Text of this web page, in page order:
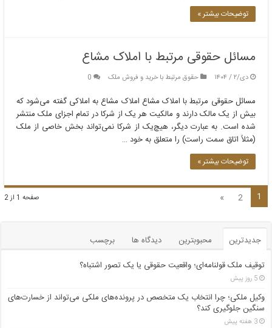
توضیحات بیشتر »
مسائل حقوقی مرتبط با املاک مشاع
دی/۲ / ۱۴۰۴ حقوق مرتبط با خرید و فروش ملک 0
مسائل حقوقی مرتبط با املاک مشاع املاک مشاع به املاکی گفته می‌شود که
بیش از یک مالک دارند و مالکیت هر یک از شرکا در تمام اجزای ملک منتشر
شده است. به عبارت دیگر، هیچ‌یک از شرکا نمی‌تواند بخش خاصی از ملک
(مثلاً اتاق سمت راست) را متعلق به خود …
توضیحات بیشتر »
صفحه 1 از 2 1
2
»
جدیدترین محبوبترین دیدگاه ها
برچسب
توقیف ملک قولنامه‌ای؛ واقعیت حقوقی یا یک تصور اشتباه؟
5 روز پیش
وکیل ملکی؛ چرا انتخاب یک متخصص در پرونده‌های ملکی می‌تواند از خسارت‌های
سنگین جلوگیری کند؟
3 هفته پیش